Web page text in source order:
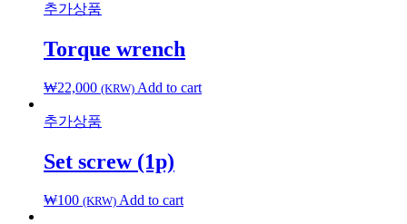
추가상품
Torque wrench
₩22,000 (KRW) Add to cart
추가상품
Set screw (1p)
₩100 (KRW) Add to cart